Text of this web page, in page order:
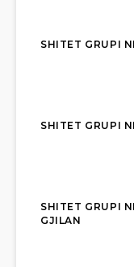
SHITET GRUPI
SHITET GRUPI
SHITET GRUPI
GJILAN